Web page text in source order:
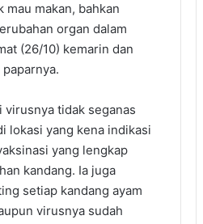
makan, bahkan
organ dalam
(26/10) kemarin dan
tidak seganas
lokasi yang kena indikasi
yang lengkap
kandang. Ia juga
setiap kandang ayam
virusnya sudah